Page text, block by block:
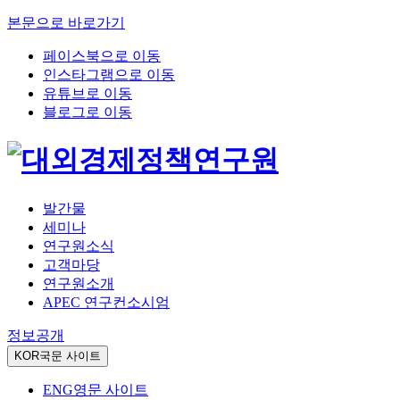
본문으로 바로가기
페이스북으로 이동
인스타그램으로 이동
유튜브로 이동
블로그로 이동
발간물
세미나
연구원소식
고객마당
연구원소개
APEC 연구컨소시엄
정보공개
KOR국문 사이트
ENG영문 사이트